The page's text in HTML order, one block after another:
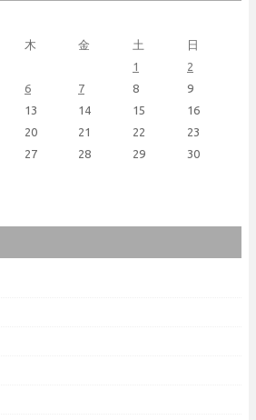
木 金 土 日
1
2
6 7 8
9
13 14 15
16
20 21 22
23
27 28 29
30